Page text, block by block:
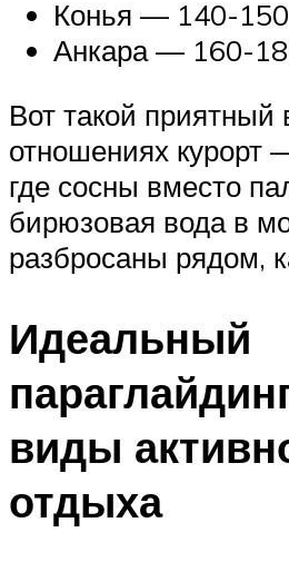
Конья — 140-
Анкара — 160-
Вот такой приятный
отношениях
где сосны вместо
бирюзовая вода в
разбросаны рядом,
Идеальный
виды
отдыха